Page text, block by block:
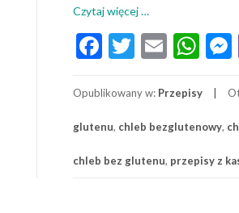
Czytaj więcej
chleb
bezglutenowy:
…
Facebook
Twitter
Email
Opublikowany w: Przepisy
glutenu, chleb bezglutenowy,
chleb bez glutenu, przepisy z